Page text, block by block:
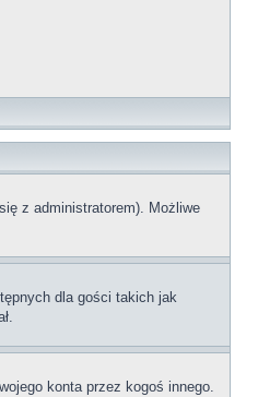
z administratorem). Możliwe
dla gości takich jak
konta przez kogoś innego.